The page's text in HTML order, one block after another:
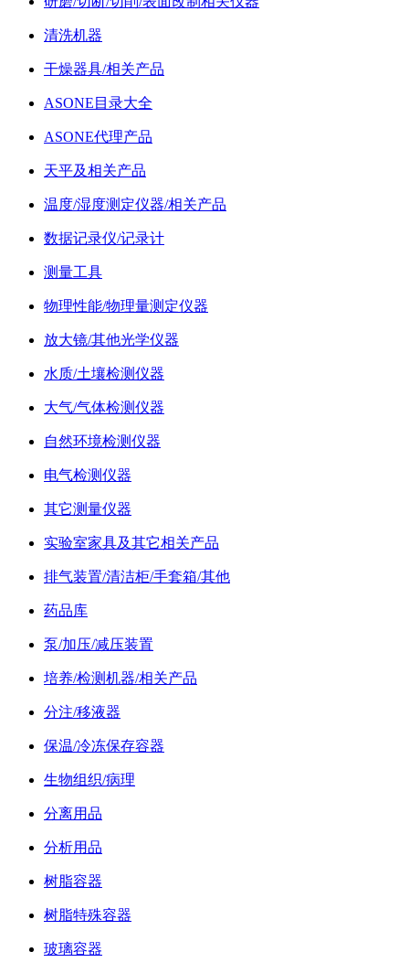
清洗机器
干燥器具/相关产品
ASONE目录大全
ASONE代理产品
天平及相关产品
温度/湿度测定仪器/相关产品
数据记录仪/记录计
测量工具
物理性能/物理量测定仪器
放大镜/其他光学仪器
水质/土壤检测仪器
大气/气体检测仪器
自然环境检测仪器
电气检测仪器
其它测量仪器
实验室家具及其它相关产品
排气装置/清洁柜/手套箱/其他
药品库
泵/加压/减压装置
培养/检测机器/相关产品
分注/移液器
保温/冷冻保存容器
生物组织/病理
分离用品
分析用品
树脂容器
树脂特殊容器
玻璃容器